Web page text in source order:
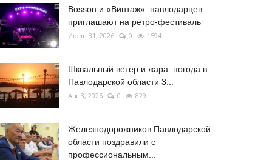
Bosson и «Винтаж»: павлодарцев
приглашают на ретро-фестиваль
Июль 31, 2026 0 1594
Шквальный ветер и жара: погода в
Павлодарской области 3...
Авг 3, 2026 0 829
Железнодорожников Павлодарской
области поздравили с
профессиональным...